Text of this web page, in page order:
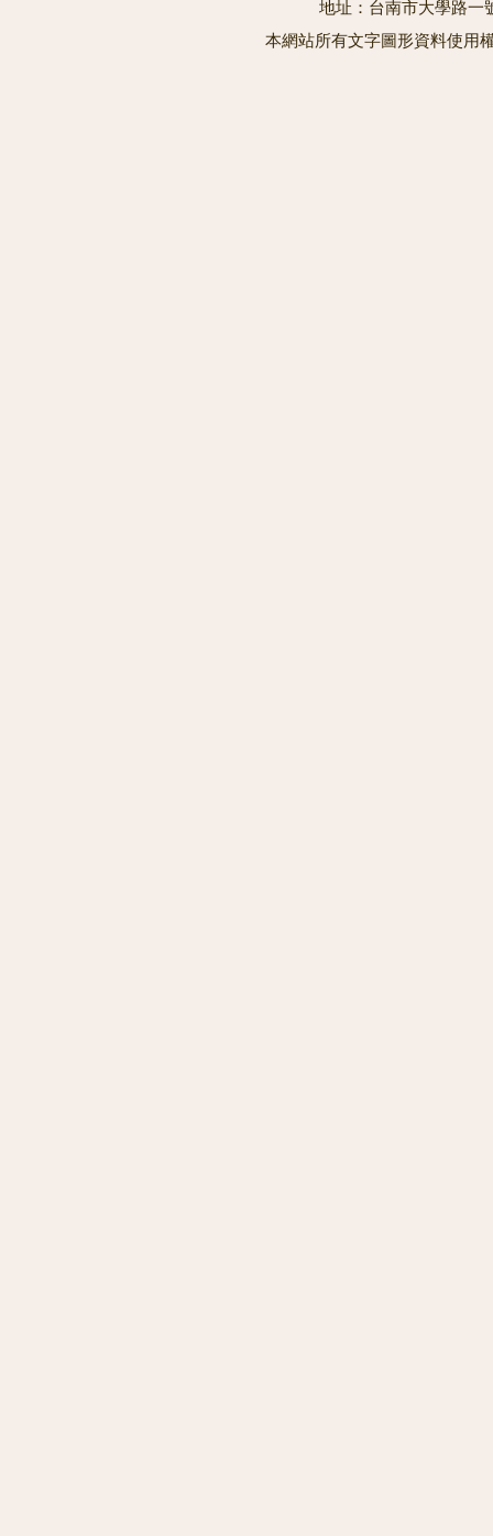
地址：台南市大學路
本網站所有文字圖形資料使用